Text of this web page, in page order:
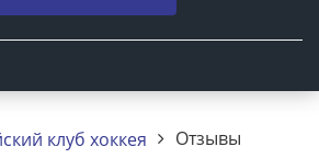
клуб хоккея Отзывы